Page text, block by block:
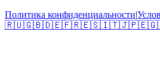
Политика конфиденциальности|
🇷🇺🇬🇧🇩🇪🇫🇷🇪🇸🇮🇹🇯🇵🇪🇬